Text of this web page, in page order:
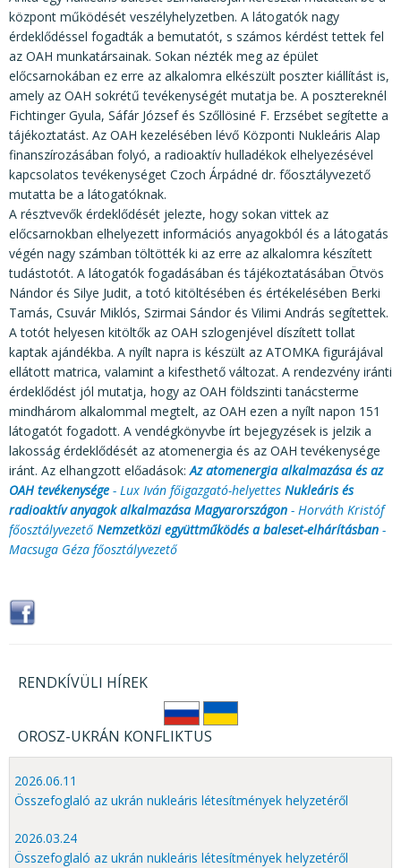
központ működését veszélyhelyzetben. A látogatók nagy
érdeklődéssel fogadták a bemutatót, s számos kérdést tettek fel
az OAH munkatársainak. Sokan nézték meg az épület
előcsarnokában ez erre az alkalomra elkészült poszter kiállítást is,
amely az OAH sokrétű tevékenységét mutatja be. A posztereknél
Fichtinger Gyula, Sáfár József és Szőllösiné F. Erzsébet segítette a
tájékoztatást. Az OAH kezelésében lévő Központi Nukleáris Alap
finanszírozásában folyó, a radioaktív hulladékok elhelyezésével
kapcsolatos tevékenységet Czoch Árpádné dr. főosztályvezető
mutatta be a látogatóknak.
A résztvevők érdeklődését jelezte, hogy sokan vittek az
előcsarnokban elhelyezett információs anyagokból és a látogatás
végén nagy számban töltötték ki az erre az alkalomra készített
tudástotót. A látogatók fogadásában és tájékoztatásában Ötvös
Nándor és Silye Judit, a totó kitöltésében és értékelésében Berki
Tamás, Csuvár Miklós, Szirmai Sándor és Vilimi András segítettek.
A totót helyesen kitöltők az OAH szlogenjével díszített tollat
kaptak ajándékba. A nyílt napra is készült az ATOMKA figurájával
ellátott matrica, valamint a kifesthető változat. A rendezvény iránti
érdeklődést jól mutatja, hogy az OAH földszinti tanácsterme
mindhárom alkalommal megtelt, az OAH ezen a nyílt napon 151
látogatót fogadott. A vendégkönyvbe írt bejegyzések is jelzik a
lakosság érdeklődését az atomenergia és az OAH tevékenysége
iránt. Az elhangzott előadások:Az atomenergia alkalmazása és az
OAH tevékenysége - Lux Iván főigazgató-helyettes Nukleáris és
radioaktív anyagok alkalmazása Magyarországon - Horváth Kristóf
főosztályvezető Nemzetközi együttműködés a baleset-elhárításban -
Macsuga Géza főosztályvezető
RENDKÍVÜLI HÍREK
OROSZ-UKRÁN KONFLIKTUS
2026.06.11
Összefoglaló az ukrán nukleáris létesítmények helyzetéről
2026.03.24
Összefoglaló az ukrán nukleáris létesítmények helyzetéről